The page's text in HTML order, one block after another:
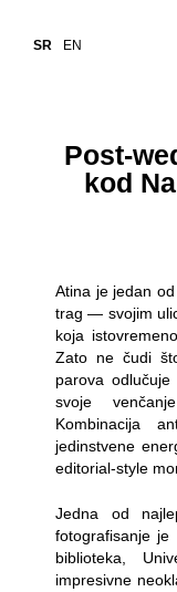
SR EN
Post-
kod
Atina je jedan
trag — svojim
koja
Zato ne čudi
parova
svoje
Kombinacija
jedinstvene
editorial-style
Jedna od
fotografisanje
biblioteka,
impresivne